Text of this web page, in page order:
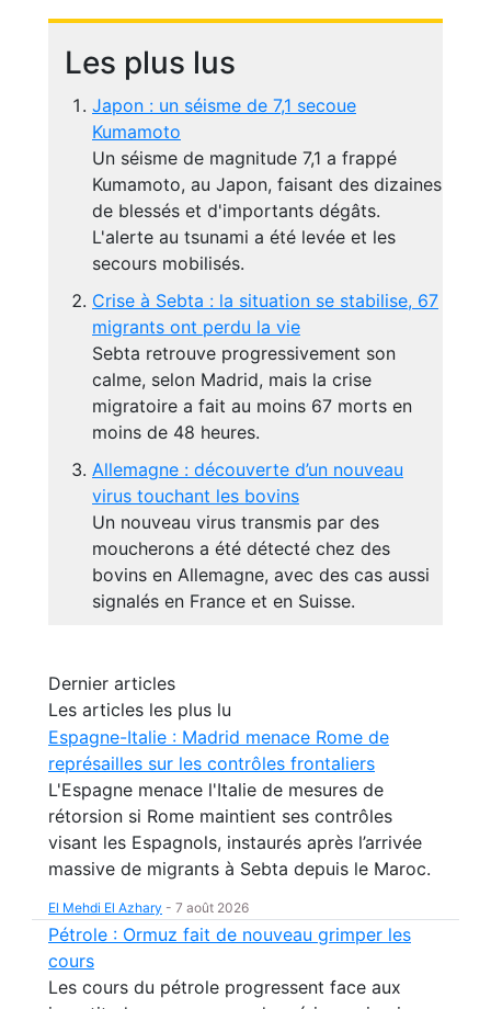
Les plus lus
Japon : un séisme de 7,1 secoue
Kumamoto
Un séisme de magnitude 7,1 a frappé
Kumamoto, au Japon, faisant des dizaines
de blessés et d'importants dégâts.
L'alerte au tsunami a été levée et les
secours mobilisés.
Crise à Sebta : la situation se stabilise, 67
migrants ont perdu la vie
Sebta retrouve progressivement son
calme, selon Madrid, mais la crise
migratoire a fait au moins 67 morts en
moins de 48 heures.
Allemagne : découverte d’un nouveau
virus touchant les bovins
Un nouveau virus transmis par des
moucherons a été détecté chez des
bovins en Allemagne, avec des cas aussi
signalés en France et en Suisse.
Dernier articles
Les articles les plus lu
Espagne-Italie : Madrid menace Rome de
représailles sur les contrôles frontaliers
L'Espagne menace l'Italie de mesures de
rétorsion si Rome maintient ses contrôles
visant les Espagnols, instaurés après l’arrivée
massive de migrants à Sebta depuis le Maroc.
El Mehdi El Azhary - 7 août 2026
Pétrole : Ormuz fait de nouveau grimper les
cours
Les cours du pétrole progressent face aux